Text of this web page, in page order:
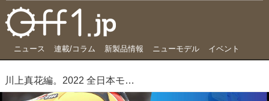
ニュース 連載/コラム 新製品情報 ニューモデル イベント
川上真花編。2022 全日本モトクロス第5戦ムービー by CARRY